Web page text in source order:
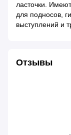
ласточки.
для подносов,
выступлений и
Отзывы